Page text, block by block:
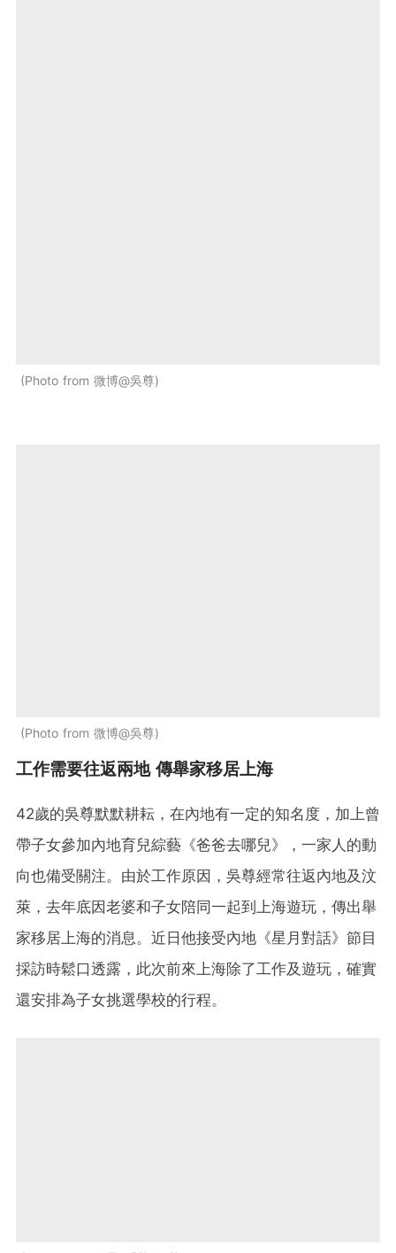
Photo from 微博@吳尊
Photo from 微博@吳尊
工作需要往返兩地 傳舉家移居上海
42歲的吳尊默默耕耘，在內地有一定的知名度，加上曾
帶子女參加內地育兒綜藝《爸爸去哪兒》，一家人的動
向也備受關注。由於工作原因，吳尊經常往返內地及汶
萊，去年底因老婆和子女陪同一起到上海遊玩，傳出舉
家移居上海的消息。近日他接受內地《星月對話》節目
採訪時鬆口透露，此次前來上海除了工作及遊玩，確實
還安排為子女挑選學校的行程。